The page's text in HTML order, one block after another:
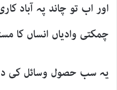
اور اب تو چاند پہ آباد
چمکتی وادیاں انساں کا
یہ سب حصول وسائل کی